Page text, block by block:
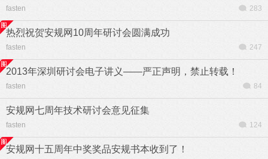
fasten 283
热烈祝贺安规网10周年研讨会圆满成功
fasten 247
2013年深圳研讨会电子讲义——严正声明，禁止转载！
fasten 84
安规网七周年技术研讨会意见征集
fasten 124
安规网十五周年中奖奖品安规书本收到了！